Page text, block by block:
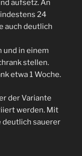
aufsetz. An
24
auch deutlich
und in einem
stellen.
etwa 1 Woche.
der Variante
werden. Mit
deutlich sauerer